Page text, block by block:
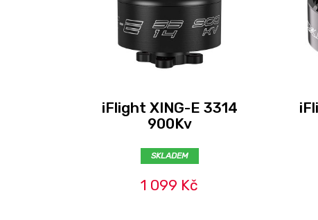
iFlight XING-E 3314
900Kv
SKLADEM
1 099 Kč